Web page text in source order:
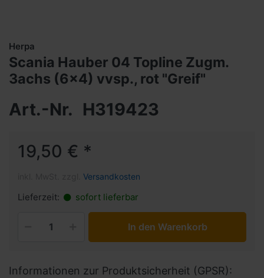
Herpa
Scania Hauber 04 Topline Zugm.
3achs (6x4) vvsp., rot "Greif"
Art.-Nr. H319423
19,50 € *
Versandkosten
Lieferzeit: sofort lieferbar
In den Warenkorb
Informationen zur Produktsicherheit (GPSR):